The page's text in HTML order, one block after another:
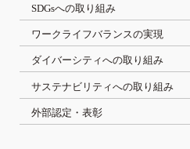
SDGsへの取り組み
ワークライフバランスの実現
ダイバーシティへの取り組み
サステナビリティへの取り組み
外部認定・表彰